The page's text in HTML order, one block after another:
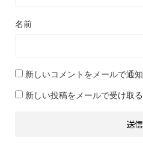
名前
新しいコメントをメールで通知
新しい投稿をメールで受け取る